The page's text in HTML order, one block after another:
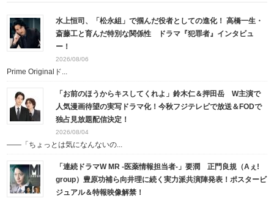
水上恒司、「松永組」で掴んだ役者としての進化！ 高橋一生・
斎藤工と育んだ特別な関係性 ドラマ『犯罪者』インタビュ
ー！
2026/08/06
Prime Originalド...
「お前のほうからキスしてくれよ」鈴木仁＆押田岳 W主演で
人気漫画待望の実写ドラマ化！今秋フジテレビで放送＆FODで
独占見放題配信決定！
2026/08/04
――「ちょっとは気になんないの...
「連続ドラマW MR -医薬情報担当者-」要潤 正門良規（Aぇ!
group）豊原功補ら向井理に続く実力派共演陣発表！ポスタービ
ジュアル＆特報映像解禁！